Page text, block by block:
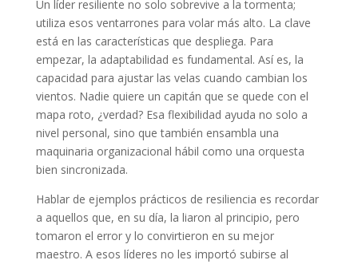
Un líder resiliente no solo sobrevive a la tormenta;
utiliza esos ventarrones para volar más alto. La clave
está en las características que despliega. Para
empezar, la adaptabilidad es fundamental. Así es, la
capacidad para ajustar las velas cuando cambian los
vientos. Nadie quiere un capitán que se quede con el
mapa roto, ¿verdad? Esa flexibilidad ayuda no solo a
nivel personal, sino que también ensambla una
maquinaria organizacional hábil como una orquesta
bien sincronizada.
Hablar de ejemplos prácticos de resiliencia es recordar
a aquellos que, en su día, la liaron al principio, pero
tomaron el error y lo convirtieron en su mejor
maestro. A esos líderes no les importó subirse al